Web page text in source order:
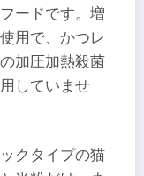
ードです。増
用で、かつレ
加圧加熱殺菌
していませ
クタイプの猫